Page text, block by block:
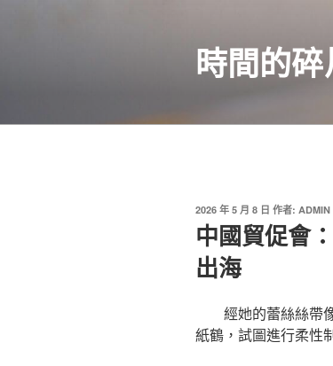
時間的碎
發
於
2026 年 5 月 8 日 作者: ADMIN
中國貿促會
出海
經她的蕾絲絲帶
紙鶴，試圖進行柔性